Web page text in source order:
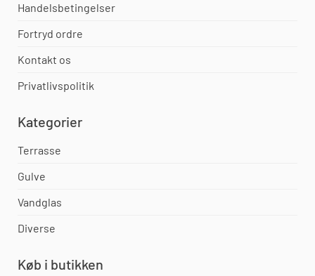
Handelsbetingelser
Fortryd ordre
Kontakt os
Privatlivspolitik
Kategorier
Terrasse
Gulve
Vandglas
Diverse
Køb i butikken